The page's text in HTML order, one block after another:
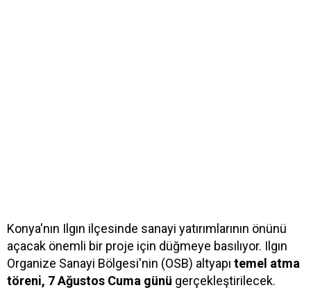
Konya'nın Ilgın ilçesinde sanayi yatırımlarının önünü
açacak önemli bir proje için düğmeye basılıyor. Ilgın
Organize Sanayi Bölgesi'nin (OSB) altyapı temel atma
töreni, 7 Ağustos Cuma günü gerçekleştirilecek.